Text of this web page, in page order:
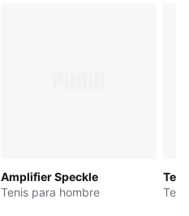
Amplifier Speckle
Tenis para hombre